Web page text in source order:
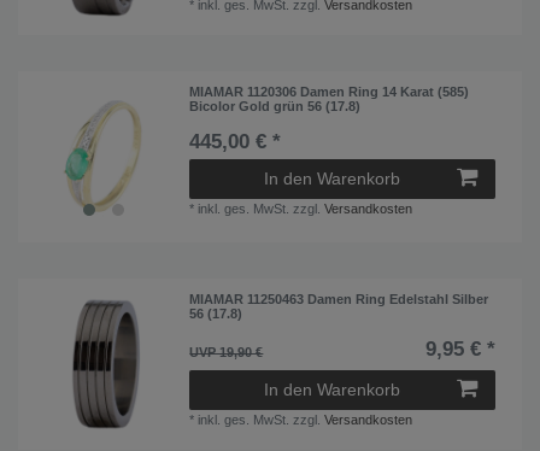
* inkl. ges. MwSt. zzgl.Versandkosten
MIAMAR 1120306 Damen Ring 14 Karat (585)
Bicolor Gold grün 56 (17.8)
445,00 € *
In den Warenkorb
* inkl. ges. MwSt. zzgl.Versandkosten
MIAMAR 11250463 Damen Ring Edelstahl Silber
56 (17.8)
UVP 19,90 € 9,95 € *
In den Warenkorb
* inkl. ges. MwSt. zzgl.Versandkosten